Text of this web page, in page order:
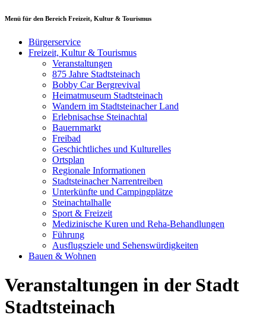
Menü für den Bereich Freizeit, Kultur & Tourismus
Bürgerservice
Freizeit, Kultur & Tourismus
Veranstaltungen
875 Jahre Stadtsteinach
Bobby Car Bergrevival
Heimatmuseum Stadtsteinach
Wandern im Stadtsteinacher Land
Erlebnisachse Steinachtal
Bauernmarkt
Freibad
Geschichtliches und Kulturelles
Ortsplan
Regionale Informationen
Stadtsteinacher Narrentreiben
Unterkünfte und Campingplätze
Steinachtalhalle
Sport & Freizeit
Medizinische Kuren und Reha-Behandlungen
Führung
Ausflugsziele und Sehenswürdigkeiten
Bauen & Wohnen
Veranstaltungen in der Stadt
Stadtsteinach